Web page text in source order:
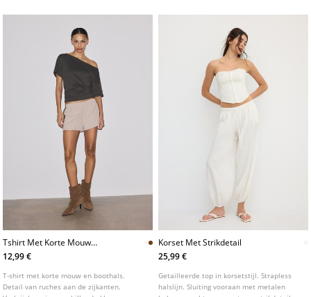
Tshirt Met Korte Mouw
Boothals En Ruches
12,99 €
T-shirt met korte mouw en boothals.
Detail van ruches aan de zijkanten.
Korset Met Strikdetail
25,99 €
Getailleerde top in korsetstijl. Strapless
halslijn. Sluiting vooraan met metalen